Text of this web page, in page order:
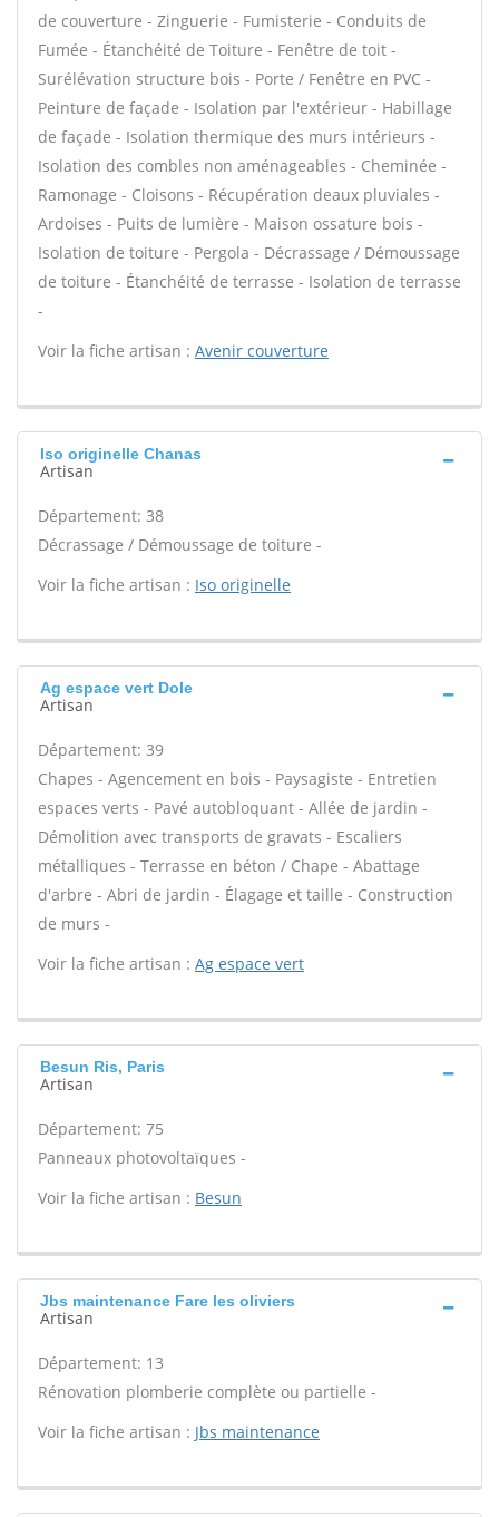
de couverture - Zinguerie - Fumisterie - Conduits de
Fumée - Étanchéité de Toiture - Fenêtre de toit -
Surélévation structure bois - Porte / Fenêtre en PVC -
Peinture de façade - Isolation par l'extérieur - Habillage
de façade - Isolation thermique des murs intérieurs -
Isolation des combles non aménageables - Cheminée -
Ramonage - Cloisons - Récupération deaux pluviales -
Ardoises - Puits de lumière - Maison ossature bois -
Isolation de toiture - Pergola - Décrassage / Démoussage
de toiture - Étanchéité de terrasse - Isolation de terrasse
-
Voir la fiche artisan : Avenir couverture
Iso originelle Chanas
Artisan
Département: 38
Décrassage / Démoussage de toiture -
Voir la fiche artisan : Iso originelle
Ag espace vert Dole
Artisan
Département: 39
Chapes - Agencement en bois - Paysagiste - Entretien
espaces verts - Pavé autobloquant - Allée de jardin -
Démolition avec transports de gravats - Escaliers
métalliques - Terrasse en béton / Chape - Abattage
d'arbre - Abri de jardin - Élagage et taille - Construction
de murs -
Voir la fiche artisan : Ag espace vert
Besun Ris, Paris
Artisan
Département: 75
Panneaux photovoltaïques -
Voir la fiche artisan : Besun
Jbs maintenance Fare les oliviers
Artisan
Département: 13
Rénovation plomberie complète ou partielle -
Voir la fiche artisan : Jbs maintenance